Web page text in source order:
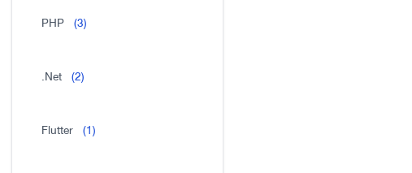
PHP (3)
.Net (2)
Flutter (1)